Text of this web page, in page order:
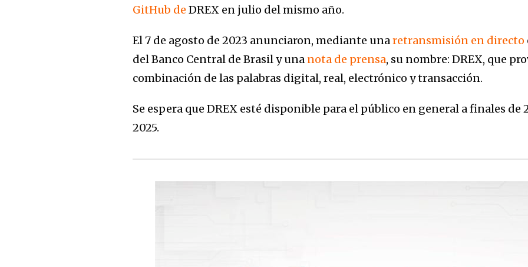
GitHub de DREX en julio del mismo año.
El 7 de agosto de 2023 anunciaron, mediante unaretransmisión en directo
del Banco Central de Brasil y una nota de prensa, su nombre: DREX, que
combinación de las palabras digital, real, electrónico y transacción.
Se espera que DREX esté disponible para el público en general a finales de
2025.